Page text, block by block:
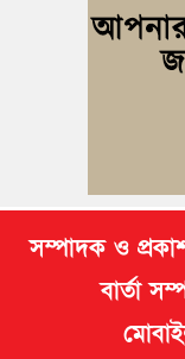
কুমিল্লায় ১ লাখ ৯৪
সম্পাদক ও
বার্তা